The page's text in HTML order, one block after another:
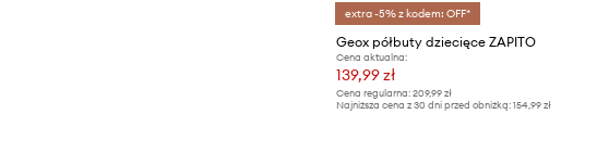
extra -5% z kodem: OFF*
Geox półbuty dziecięce ZAPITO
Cena aktualna:
139,99 zł
Cena regularna: 209,99 zł
Najniższa cena z 30 dni przed obniżką: 154,99 zł